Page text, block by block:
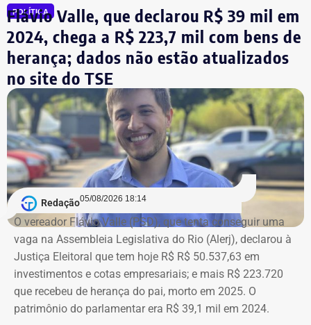
em bens, relativos a um apartamento.
Bens declarados por André Marinho (Novo) à Justiça Eleitoral — Foto:
Reprodução/Divulgacand
POLÍTICA
Flávio Valle, que declarou R$ 39 mil em
2024, chega a R$ 223,7 mil com bens de
herança; dados não estão atualizados
no site do TSE
Redação05/08/2026 18:14
O vereador Flávio Valle (PSD), que tenta conseguir uma
vaga na Assembleia Legislativa do Rio (Alerj), declarou à
Justiça Eleitoral que tem hoje R$ R$ 50.537,63 em
investimentos e cotas empresariais; e mais R$ 223.720
que recebeu de herança do pai, morto em 2025. O
patrimônio do parlamentar era R$ 39,1 mil em 2024.